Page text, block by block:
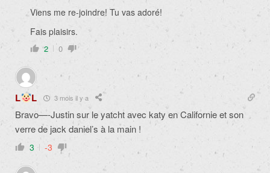
Viens me re-joindre! Tu vas adoré!
Fais plaisirs.
2 0
L L 3 mois il y a
Bravo—-Justin sur le yatcht avec katy en Californie et son
verre de jack daniel’s à la main !
3 -3